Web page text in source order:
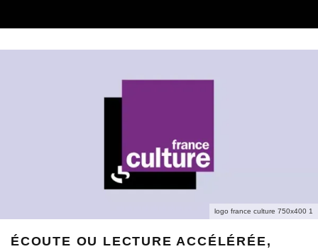
logo france culture 750x400 1
ÉCOUTE OU LECTURE ACCÉLÉRÉE,